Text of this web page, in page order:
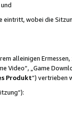
eintritt, wobei die
alleinigen
Video“, „Game
Produkt“) vertrieben